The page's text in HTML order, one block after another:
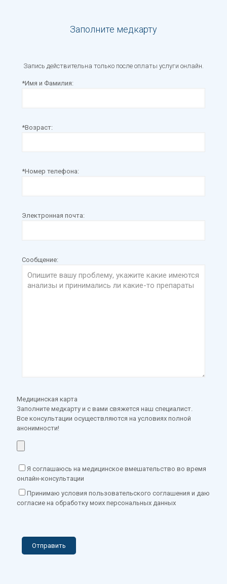
Заполните медкарту
Запись действительна только после оплаты услуги онлайн.
*Имя и Фамилия:
*Возраст:
*Номер телефона:
Электронная почта:
Сообщение:
Медицинская карта
Заполните медкарту и с вами свяжется наш специалист.
Все консультации осуществляются на условиях полной
анонимности!
Я соглашаюсь на медицинское вмешательство во время
онлайн-консультации
Принимаю условия пользовательского соглашения и даю
согласие на обработку моих персональных данных